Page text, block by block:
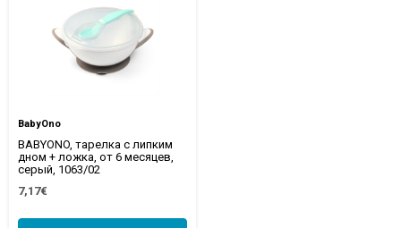
BabyOno
BABYONO, тарелка с липким
дном + ложка, от 6 месяцев,
серый, 1063/02
7,17€